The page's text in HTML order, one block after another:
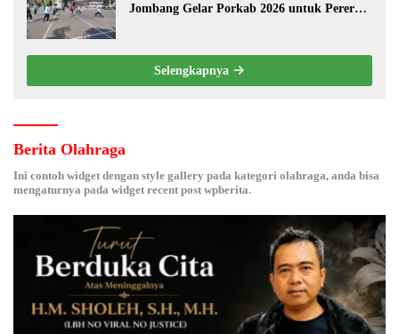
Jombang Gelar Porkab 2026 untuk Pererat
Selengkapnya
Berita Olahraga
Ini contoh widget dengan style gallery pada kategori olahraga, anda bisa
mengaturnya pada widget recent post wpberita.